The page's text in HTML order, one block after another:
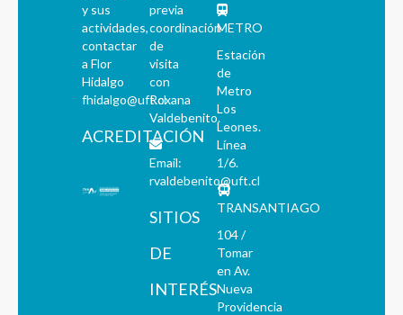
y sus
actividades,
contactar
a Flor
Hidalgo
fhidalgo@uft.cl
ACREDITACIÓN
previa
coordinación
de
visita
con
Roxana
Valdebenito.
Email:
rvaldebenito@uft.cl
SITIOS
DE
INTERÉS
METRO
Estación
de
Metro
Los
Leones.
Línea
1/6.
TRANSANTIAGO
104 /
Tomar
en Av.
Nueva
Providencia